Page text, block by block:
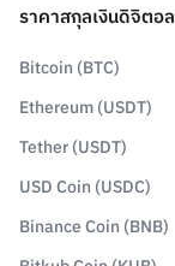
ราคาสกุลเงินดิจิตอล
Bitcoin (BTC)
Ethereum (USDT)
Tether (USDT)
USD Coin (USDC)
Binance Coin (BNB)